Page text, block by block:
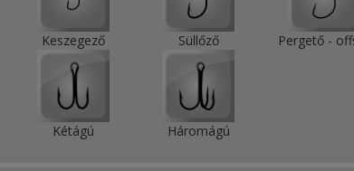
Keszegező Süllőző Pergető -
Kétágú Háromágú